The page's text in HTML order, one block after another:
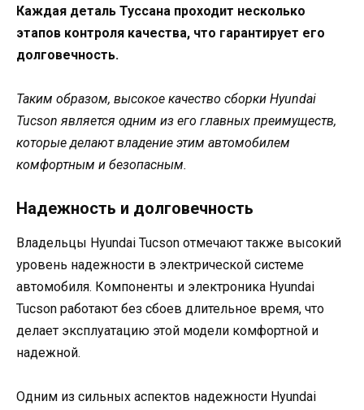
Каждая деталь Туссана проходит несколько
этапов контроля качества, что гарантирует его
долговечность.
Таким образом, высокое качество сборки Hyundai
Tucson является одним из его главных преимуществ,
которые делают владение этим автомобилем
комфортным и безопасным.
Надежность и долговечность
Владельцы Hyundai Tucson отмечают также высокий
уровень надежности в электрической системе
автомобиля. Компоненты и электроника Hyundai
Tucson работают без сбоев длительное время, что
делает эксплуатацию этой модели комфортной и
надежной.
Одним из сильных аспектов надежности Hyundai